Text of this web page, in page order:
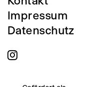
Impressum
Datenschutz